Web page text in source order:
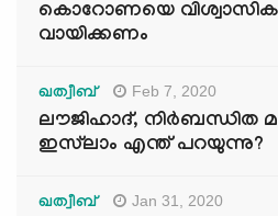
കൊറോണയെ
വായിക്കണം
ഖത്വീബ് Feb 7, 2020
ലൗജിഹാദ്, നിര്‍ബന്ധിത
ഇസ്‌ലാം എന്ത് പറയുന്നു?
ഖത്വീബ് Jan 31, 2020